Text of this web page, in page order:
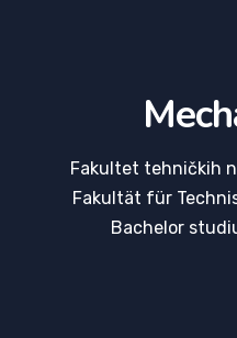
Fakultet tehničkih
Fakultät für
Bachelor